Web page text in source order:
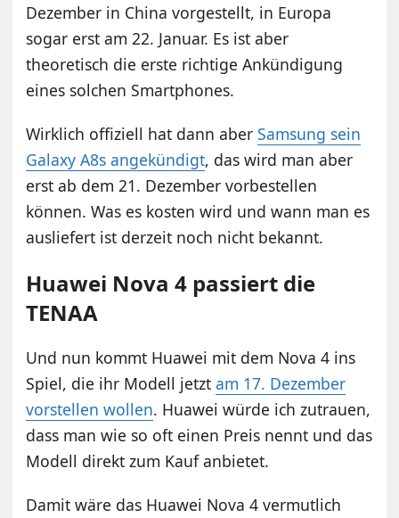
Dezember in China vorgestellt, in Europa
sogar erst am 22. Januar. Es ist aber
theoretisch die erste richtige Ankündigung
eines solchen Smartphones.
Wirklich offiziell hat dann aberSamsung sein
Galaxy A8s angekündigt, das wird man aber
erst ab dem 21. Dezember vorbestellen
können. Was es kosten wird und wann man es
ausliefert ist derzeit noch nicht bekannt.
Huawei Nova 4 passiert die
TENAA
Und nun kommt Huawei mit dem Nova 4 ins
Spiel, die ihr Modell jetztam 17. Dezember
vorstellen wollen. Huawei würde ich zutrauen,
dass man wie so oft einen Preis nennt und das
Modell direkt zum Kauf anbietet.
Damit wäre das Huawei Nova 4 vermutlich